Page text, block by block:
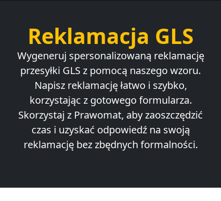
Reklamacja GLS
Wygeneruj spersonalizowaną reklamację
przesyłki GLS z pomocą naszego wzoru.
Napisz reklamację łatwo i szybko,
korzystając z gotowego formularza.
Skorzystaj z Prawomat, aby zaoszczędzić
czas i uzyskać odpowiedź na swoją
reklamację bez zbędnych formalności.